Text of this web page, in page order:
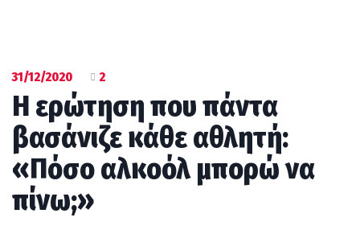
31/12/2020 2
Η ερώτηση που πάντα
βασάνιζε κάθε αθλητή:
«Πόσο αλκοόλ μπορώ να
πίνω;»